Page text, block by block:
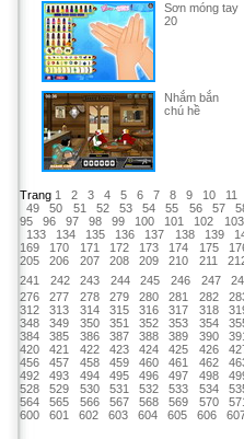
Sơn móng tay
20
Nhắm bắn
chú hề
Trang 1 2 3 4 5 6 7 8 9 10 11
49
50 51 52 53 54 55 56 57
95
96 97 98 99 100 101 102 103
133
134 135 136 137 138 139
169
170 171 172 173 174 175
205
206 207 208 209 210 211
241
242 243 244 245 246 247
276
277 278 279 280 281 282
312
313 314 315 316 317 318
348
349 350 351 352 353 354
384
385 386 387 388 389 390
420
421 422 423 424 425 426
456
457 458 459 460 461 462
492
493 494 495 496 497 498
528
529 530 531 532 533 534
564
565 566 567 568 569 570
600
601 602 603 604 605 606